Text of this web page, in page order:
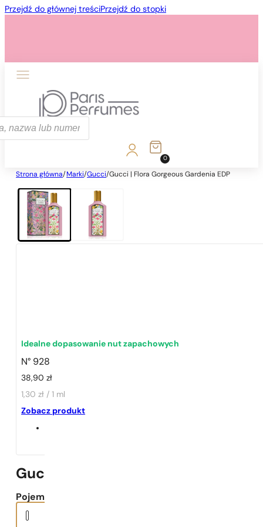
Przejdź do głównej treściPrzejdź do stopki
0
Strona główna/ Marki/Gucci/Gucci | Flora Gorgeous Gardenia EDP
Idealne dopasowanie nut zapachowych
N° 928
38,90zł
1,30 zł / 1 ml
Zobacz produkt
Gucci | Flora Gorgeous Gardenia
Pojemność: